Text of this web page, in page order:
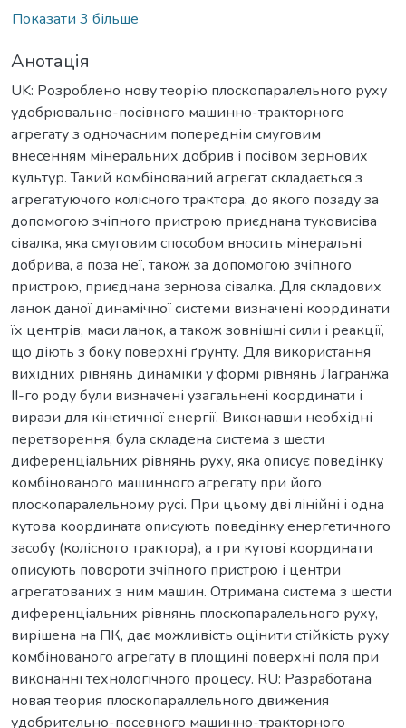
Показати 3 більше
Анотація
UK: Розроблено нову теорію плоскопаралельного руху
удобрювально-посівного машинно-тракторного
агрегату з одночасним попереднім смуговим
внесенням мінеральних добрив і посівом зернових
культур. Такий комбінований агрегат складається з
агрегатуючого колісного трактора, до якого позаду за
допомогою зчіпного пристрою приєднана туковисіва
сівалка, яка смуговим способом вносить мінеральні
добрива, а поза неї, також за допомогою зчіпного
пристрою, приєднана зернова сівалка. Для складових
ланок даної динамічної системи визначені координати
їх центрів, маси ланок, а також зовнішні сили і реакції,
що діють з боку поверхні ґрунту. Для використання
вихідних рівнянь динаміки у формі рівнянь Лагранжа
II-го роду були визначені узагальнені координати і
вирази для кінетичної енергії. Виконавши необхідні
перетворення, була складена система з шести
диференціальних рівнянь руху, яка описує поведінку
комбінованого машинного агрегату при його
плоскопаралельному русі. При цьому дві лінійні і одна
кутова координата описують поведінку енергетичного
засобу (колісного трактора), а три кутові координати
описують повороти зчіпного пристрою і центри
агрегатованих з ним машин. Отримана система з шести
диференціальних рівнянь плоскопаралельного руху,
вирішена на ПК, дає можливість оцінити стійкість руху
комбінованого агрегату в площині поверхні поля при
виконанні технологічного процесу. RU: Разработана
новая теория плоскопараллельного движения
удобрительно-посевного машинно-тракторного